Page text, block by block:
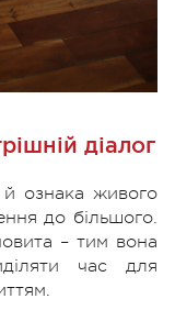
діалог
ознака живого
до більшого.
– тим вона
час для